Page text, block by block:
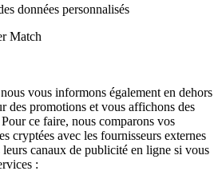
données personnalisés
Match
vous informons également en dehors
des promotions et vous affichons des
ce faire, nous comparons vos
cryptées avec les fournisseurs externes
canaux de publicité en ligne si vous
: